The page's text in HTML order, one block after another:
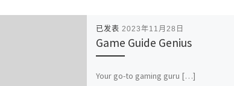
已发表 2023年11月28日
Game Guide Genius
Your go-to gaming guru […]